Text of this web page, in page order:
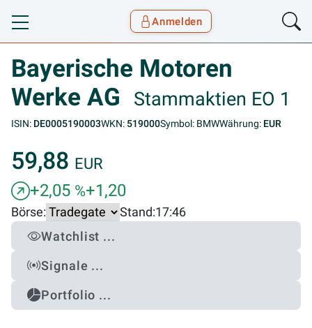
Toggle navigation
Anmelden
Bayerische Motoren
Werke AG
Stammaktien EO 1
ISIN: DE0005190003WKN: 519000Symbol: BMWWährung: EUR
59,88 EUR
+2,05 %+1,20
Börse: Stand:17:46
Watchlist ...
Signale ...
Portfolio ...